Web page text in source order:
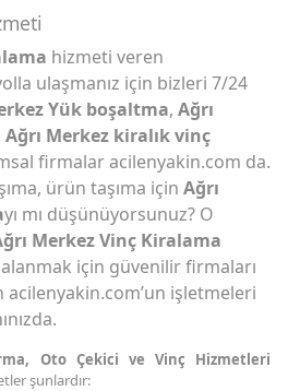
hizmeti veren
ulaşmanız için bizleri 7/24
Yük boşaltma, Ağrı
Ağrı Merkez kiralık vinç
firmalar acilenyakin.com da.
ürün taşıma için Ağrı
yı mı düşünüyorsunuz? O
Merkez Vinç Kiralama
için güvenilir firmaları
acilenyakin.com’un işletmeleri
Oto Çekici ve Vinç Hizmetleri
şunlardır: